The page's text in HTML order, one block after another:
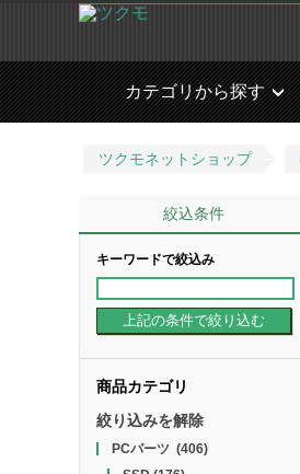
カテゴリから探す
ツクモネットショップ
絞込条件
キーワードで絞込み
商品カテゴリ
絞り込みを解除
PCパーツ (406)